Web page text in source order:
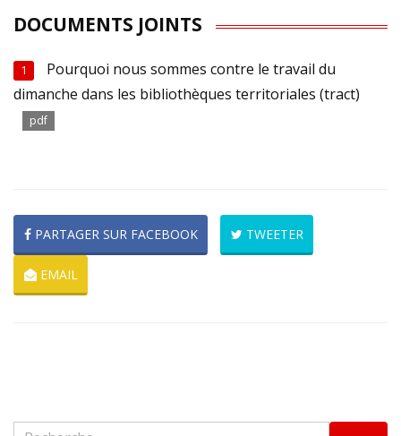
DOCUMENTS JOINTS
1
Pourquoi nous sommes contre le travail du
dimanche dans les bibliothèques territoriales (tract)
pdf
PARTAGER SUR FACEBOOK TWEETER
EMAIL